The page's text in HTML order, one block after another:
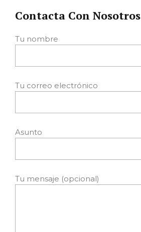
Contacta Con Nosotros
Tu nombre
Tu correo electrónico
Asunto
Tu mensaje (opcional)